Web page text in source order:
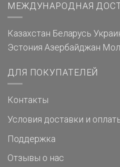
МЕЖДУНАРОДНАЯ
Казахстан Беларусь
Эстония Азербайджан
ДЛЯ ПОКУПАТЕЛЕЙ
Контакты
Условия доставки и
Поддержка
Отзывы о нас